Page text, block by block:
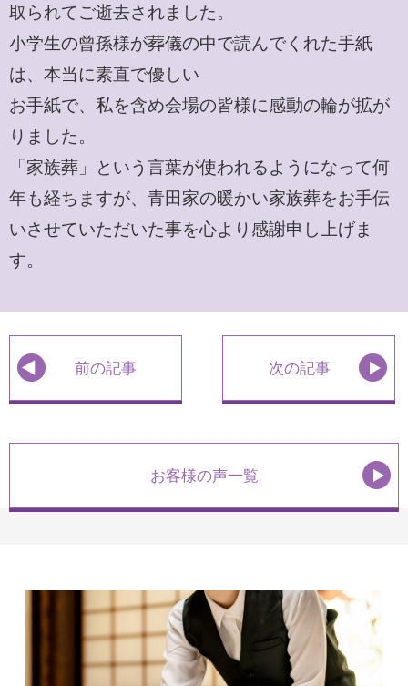
取られてご逝去されました。
小学生の曾孫様が葬儀の中で読んでくれた手紙
は、本当に素直で優しい
お手紙で、私を含め会場の皆様に感動の輪が拡が
りました。
「家族葬」という言葉が使われるようになって何
年も経ちますが、青田家の暖かい家族葬をお手伝
いさせていただいた事を心より感謝申し上げま
す。
前の記事 次の記事
お客様の声一覧